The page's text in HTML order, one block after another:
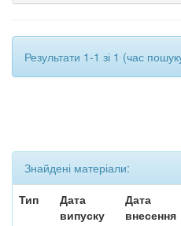
Результати 1-1 зі 1 (час
Знайдені матеріали:
Тип
Дата
випуску
Дата
внесення